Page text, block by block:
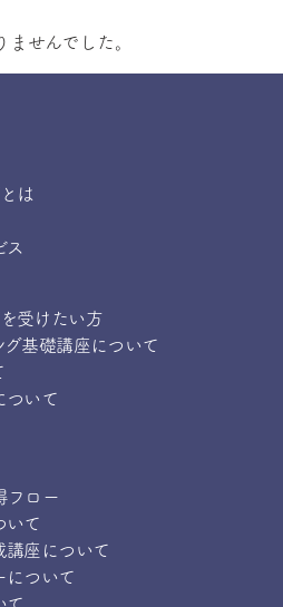
せんでした。
は
ス
受けたい方
グ基礎講座について
ついて
フロー
いて
講座について
について